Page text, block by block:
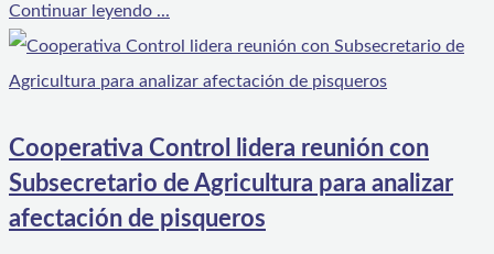
Continuar leyendo ...
Cooperativa Control lidera reunión con
Subsecretario de Agricultura para analizar
afectación de pisqueros